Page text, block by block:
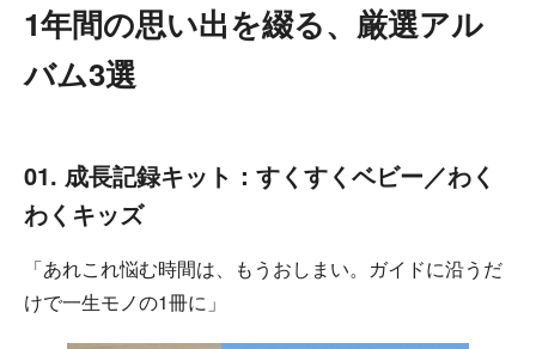
1年間の思い出を綴る、厳選アル
バム3選
01. 成長記録キット：すくすくベビー／わく
わくキッズ
「あれこれ悩む時間は、もうおしまい。ガイドに沿うだ
けで一生モノの1冊に」